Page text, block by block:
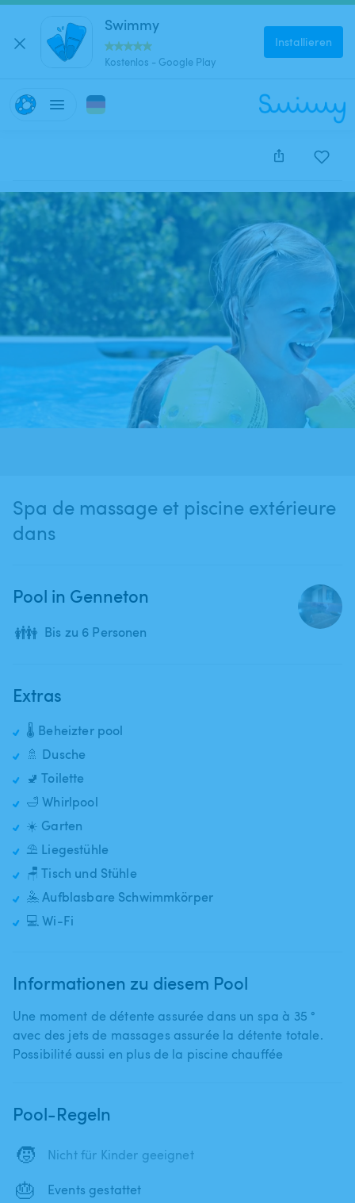
Swimmy
Kostenlos - Google Play
Installieren
Diese Anzeige wurde leider deaktiviert und kann nicht
reserviert werden.
Spa de massage et piscine extérieure
dans
Pool in Genneton
👪 Bis zu 6 Personen
Extras
🌡️ Beheizter pool
🚿 Dusche
🚽 Toilette
🛁 Whirlpool
☀️ Garten
⛱️ Liegestühle
🪑 Tisch und Stühle
🤽 Aufblasbare Schwimmkörper
💻 Wi-Fi
Informationen zu diesem Pool
Une moment de détente assurée dans un spa à 35 °
avec des jets de massages assurée la détente totale.
Possibilité aussi en plus de la piscine chauffée
Pool-Regeln
🧒 Nicht für Kinder geeignet
🎂 Events gestattet